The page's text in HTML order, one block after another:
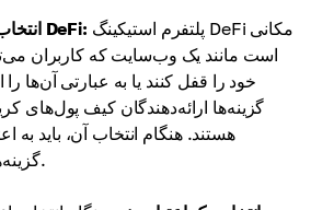
1. انتخاب یک پلتفرم استیکینگ DeFi:
است مانند یک وب‌سایت که کاربران
خود را قفل کنند یا به عبارتی آن‌ها
گزینه‌ها ارائه‌دهندگان کیف پول‌های
هستند. هنگام انتخاب آن، باید به
گزینه‌های استیکینگ توجه کنید.